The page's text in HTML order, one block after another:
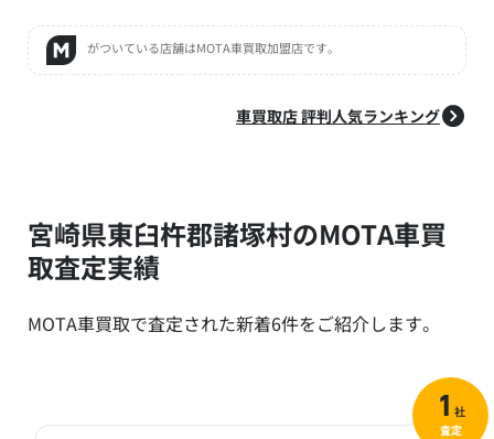
がついている店舗はMOTA車買取加盟店です。
車買取店 評判人気ランキング
宮崎県東臼杵郡諸塚村のMOTA車買
取査定実績
MOTA車買取で査定された新着6件をご紹介します。
1 社
査定